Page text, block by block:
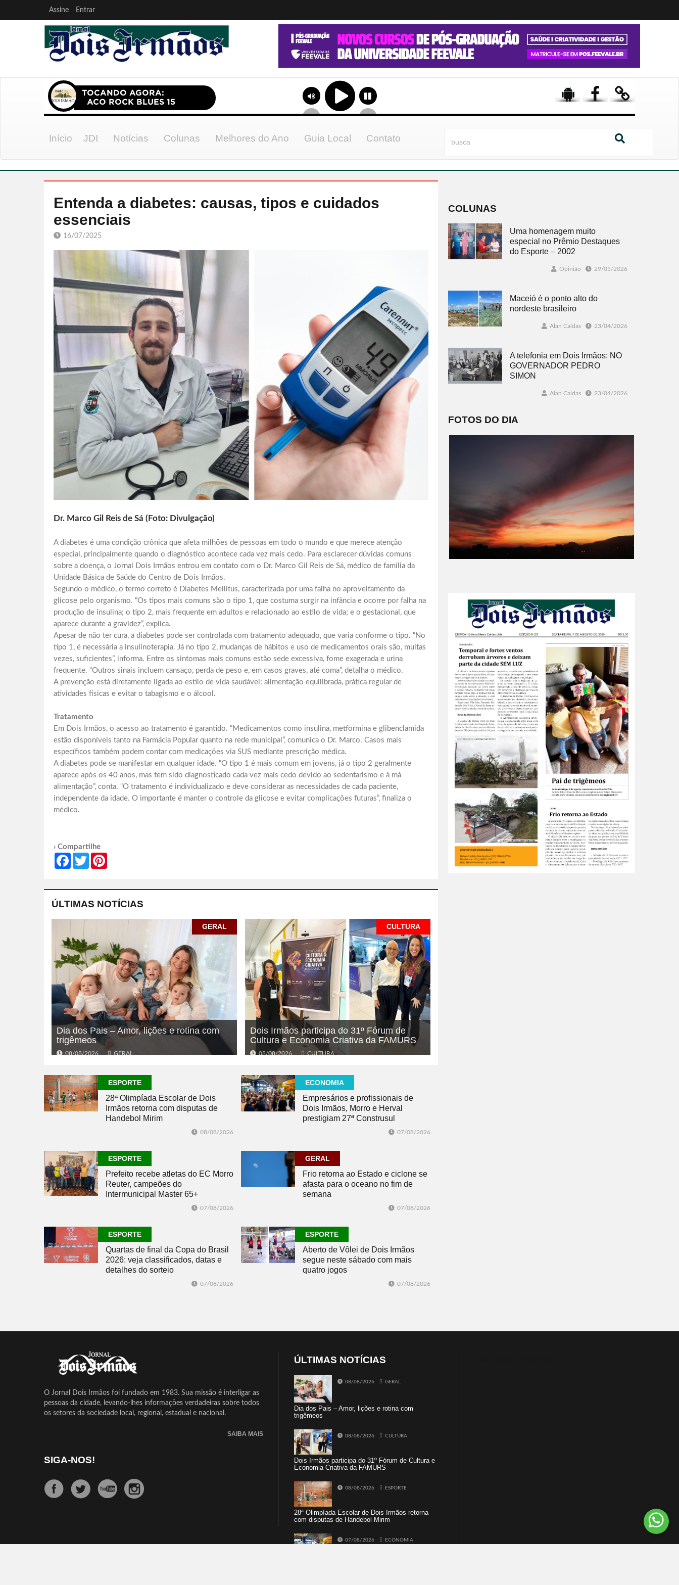
Assine Entrar
Início JDI Notícias Colunas Melhores do Ano Guia Local Contato
Entenda a diabetes: causas, tipos e cuidados
essenciais
16/07/2025
Dr. Marco Gil Reis de Sá (Foto: Divulgação)
A diabetes é uma condição crônica que afeta milhões de pessoas em todo o mundo e que merece atenção
especial, principalmente quando o diagnóstico acontece cada vez mais cedo. Para esclarecer dúvidas comuns
sobre a doença, o Jornal Dois Irmãos entrou em contato com o Dr. Marco Gil Reis de Sá, médico de família da
Unidade Básica de Saúde do Centro de Dois Irmãos.
Segundo o médico, o termo correto é Diabetes Mellitus, caracterizada por uma falha no aproveitamento da
glicose pelo organismo. “Os tipos mais comuns são o tipo 1, que costuma surgir na infância e ocorre por falha na
produção de insulina; o tipo 2, mais frequente em adultos e relacionado ao estilo de vida; e o gestacional, que
aparece durante a gravidez”, explica.
Apesar de não ter cura, a diabetes pode ser controlada com tratamento adequado, que varia conforme o tipo. “No
tipo 1, é necessária a insulinoterapia. Já no tipo 2, mudanças de hábitos e uso de medicamentos orais são, muitas
vezes, suficientes”, informa. Entre os sintomas mais comuns estão sede excessiva, fome exagerada e urina
frequente. “Outros sinais incluem cansaço, perda de peso e, em casos graves, até coma”, detalha o médico.
A prevenção está diretamente ligada ao estilo de vida saudável: alimentação equilibrada, prática regular de
atividades físicas e evitar o tabagismo e o álcool.
Tratamento
Em Dois Irmãos, o acesso ao tratamento é garantido. “Medicamentos como insulina, metformina e glibenclamida
estão disponíveis tanto na Farmácia Popular quanto na rede municipal”, comunica o Dr. Marco. Casos mais
específicos também podem contar com medicações via SUS mediante prescrição médica.
A diabetes pode se manifestar em qualquer idade. “O tipo 1 é mais comum em jovens, já o tipo 2 geralmente
aparece após os 40 anos, mas tem sido diagnosticado cada vez mais cedo devido ao sedentarismo e à má
alimentação”, conta. “O tratamento é individualizado e deve considerar as necessidades de cada paciente,
independente da idade. O importante é manter o controle da glicose e evitar complicações futuras”, finaliza o
médico.
› Compartilhe
FacebookTwitter
ÚLTIMAS NOTÍCIAS
GERAL
Dia dos Pais – Amor, lições e rotina com
trigêmeos
08/08/2026 GERAL
CULTURA
Dois Irmãos participa do 31º Fórum de
Cultura e Economia Criativa da FAMURS
08/08/2026 CULTURA
ESPORTE
28ª Olimpíada Escolar de Dois
Irmãos retorna com disputas de
Handebol Mirim
08/08/2026
ECONOMIA
Empresários e profissionais de
Dois Irmãos, Morro e Herval
prestigiam 27ª Construsul
07/08/2026
ESPORTE
Prefeito recebe atletas do EC Morro
Reuter, campeões do
Intermunicipal Master 65+
07/08/2026
GERAL
Frio retorna ao Estado e ciclone se
afasta para o oceano no fim de
semana
07/08/2026
ESPORTE
Quartas de final da Copa do Brasil
2026: veja classificados, datas e
detalhes do sorteio
07/08/2026
ESPORTE
Aberto de Vôlei de Dois Irmãos
segue neste sábado com mais
quatro jogos
07/08/2026
COLUNAS
Uma homenagem muito
especial no Prêmio Destaques
do Esporte – 2002
Opinião 29/05/2026
Maceió é o ponto alto do
nordeste brasileiro
Alan Caldas 23/04/2026
A telefonia em Dois Irmãos: NO
GOVERNADOR PEDRO
SIMON
Alan Caldas 23/04/2026
FOTOS DO DIA
O Jornal Dois Irmãos foi fundado em 1983. Sua missão é interligar as
pessoas da cidade, levando-lhes informações verdadeiras sobre todos
os setores da sociedade local, regional, estadual e nacional.
SAIBA MAIS
SIGA-NOS!
ÚLTIMAS NOTÍCIAS
08/08/2026 GERAL
Dia dos Pais – Amor, lições e rotina com
trigêmeos
08/08/2026 CULTURA
Dois Irmãos participa do 31º Fórum de Cultura e
Economia Criativa da FAMURS
08/08/2026 ESPORTE
28ª Olimpíada Escolar de Dois Irmãos retorna
com disputas de Handebol Mirim
07/08/2026 ECONOMIA